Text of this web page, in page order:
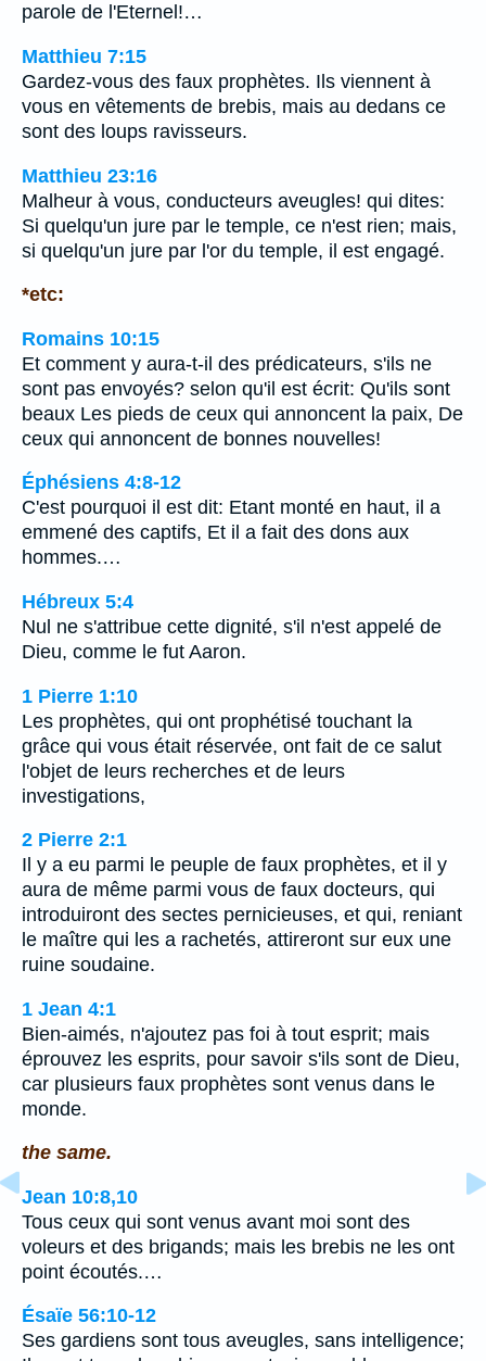
parole de l'Eternel!…
Matthieu 7:15
Gardez-vous des faux prophètes. Ils viennent à
vous en vêtements de brebis, mais au dedans ce
sont des loups ravisseurs.
Matthieu 23:16
Malheur à vous, conducteurs aveugles! qui dites:
Si quelqu'un jure par le temple, ce n'est rien; mais,
si quelqu'un jure par l'or du temple, il est engagé.
*etc:
Romains 10:15
Et comment y aura-t-il des prédicateurs, s'ils ne
sont pas envoyés? selon qu'il est écrit: Qu'ils sont
beaux Les pieds de ceux qui annoncent la paix, De
ceux qui annoncent de bonnes nouvelles!
Éphésiens 4:8-12
C'est pourquoi il est dit: Etant monté en haut, il a
emmené des captifs, Et il a fait des dons aux
hommes.…
Hébreux 5:4
Nul ne s'attribue cette dignité, s'il n'est appelé de
Dieu, comme le fut Aaron.
1 Pierre 1:10
Les prophètes, qui ont prophétisé touchant la
grâce qui vous était réservée, ont fait de ce salut
l'objet de leurs recherches et de leurs
investigations,
2 Pierre 2:1
Il y a eu parmi le peuple de faux prophètes, et il y
aura de même parmi vous de faux docteurs, qui
introduiront des sectes pernicieuses, et qui, reniant
le maître qui les a rachetés, attireront sur eux une
ruine soudaine.
1 Jean 4:1
Bien-aimés, n'ajoutez pas foi à tout esprit; mais
éprouvez les esprits, pour savoir s'ils sont de Dieu,
car plusieurs faux prophètes sont venus dans le
monde.
the same.
Jean 10:8,10
Tous ceux qui sont venus avant moi sont des
voleurs et des brigands; mais les brebis ne les ont
point écoutés.…
Ésaïe 56:10-12
Ses gardiens sont tous aveugles, sans intelligence;